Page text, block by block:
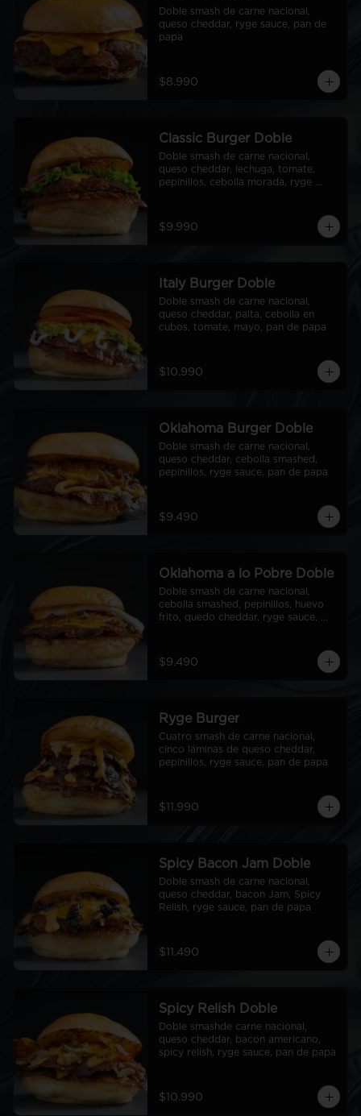
Doble smash de carne nacional,
queso cheddar, ryge sauce, pan de
papa
$8.990
Classic Burger Doble
Doble smash de carne nacional,
queso cheddar, lechuga, tomate,
pepinillos, cebolla morada, ryge
$9.990
Italy Burger Doble
Doble smash de carne nacional,
queso cheddar, palta, cebolla en
cubos, tomate, mayo, pan de papa
$10.990
Oklahoma Burger Doble
Doble smash de carne nacional,
queso cheddar, cebolla smashed,
pepinillos, ryge sauce, pan de papa
$9.490
Oklahoma a lo Pobre Doble
Doble smash de carne nacional,
cebolla smashed, pepinillos, huevo
frito, quedo cheddar, ryge sauce,
$9.490
Ryge Burger
Cuatro smash de carne nacional,
cinco láminas de queso cheddar,
pepinillos, ryge sauce, pan de papa
$11.990
Spicy Bacon Jam Doble
Doble smash de carne nacional,
queso cheddar, bacon Jam, Spicy
Relish, ryge sauce, pan de papa
$11.490
Spicy Relish Doble
Doble smashde carne nacional,
queso cheddar, bacon americano,
spicy relish, ryge sauce, pan de papa
$10.990